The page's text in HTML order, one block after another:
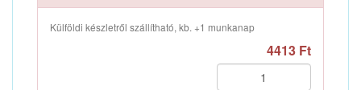
Külföldi készletről szállítható, kb. +1 munkanap
4413 Ft